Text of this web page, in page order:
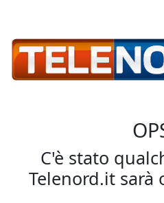
C'è stato
Telenord.it sarà